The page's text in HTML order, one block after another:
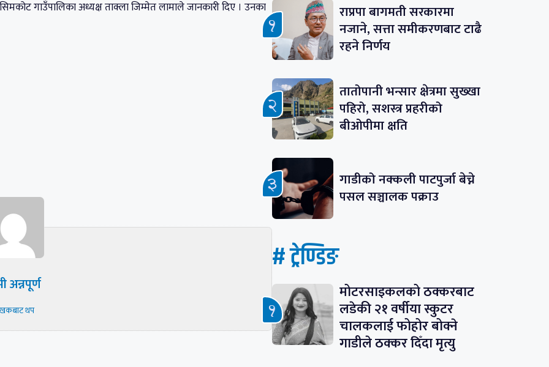
गाउँपालिका अध्यक्ष ताक्ला जिम्मेत लामाले जानकारी दिए । उनका
अन्नपूर्ण
थप
राप्रपा बागमती सरकारमा
नजाने, सत्ता समीकरणबाट टाढै
रहने निर्णय
तातोपानी भन्सार क्षेत्रमा सुख्खा
पहिरो, सशस्त्र प्रहरीको
बीओपीमा क्षति
गाडीको नक्कली पाटपुर्जा बेच्ने
पसल सञ्चालक पक्राउ
# ट्रेण्डिङ
मोटरसाइकलको ठक्करबाट
लडेकी २१ वर्षीया स्कुटर
चालकलाई फोहोर बोक्ने
गाडीले ठक्कर दिँदा मृत्यु